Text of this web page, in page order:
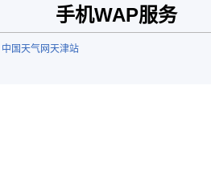
手机WAP服务
中国天气网天津站